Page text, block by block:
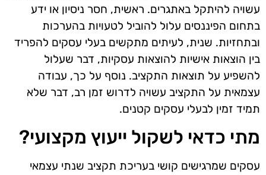
עשויה להיתקל באתגרים. ראשית, חסר ניסיון או ידע
בתחום הפיננסים עלול להוביל לטעויות בהערכות
ובתחזיות. שנית, לעיתים מתקשים בעלי עסקים להפריד
בין הוצאות אישיות להוצאות עסקיות, דבר שעלול
להשפיע על תוצאות התקציב. נוסף על כך, עבודה
עצמאית על התקציב עשויה לדרוש זמן רב, דבר שלא
תמיד זמין לבעלי עסקים קטנים.
מתי כדאי לשקול ייעוץ מקצועי?
עסקים שמרגישים קושי בעריכת תקציב שנתי עצמאי